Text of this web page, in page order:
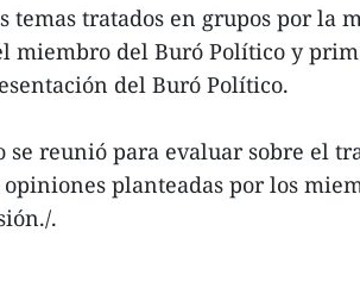
temas tratados en grupos por la
miembro del Buró Político y
del Buró Político.
se reunió para evaluar sobre el
opiniones planteadas por los
.